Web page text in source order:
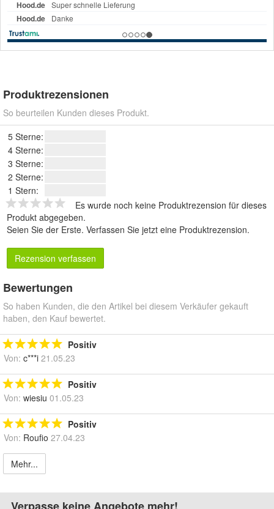
Produktrezensionen
So beurteilen Kunden dieses Produkt.
5 Sterne:
4 Sterne:
3 Sterne:
2 Sterne:
1 Stern:
Es wurde noch keine Produktrezension für dieses
Produkt abgegeben.
Seien Sie der Erste. Verfassen Sie jetzt eine Produktrezension.
Rezension verfassen
Bewertungen
So haben Kunden, die den Artikel bei diesem Verkäufer gekauft
haben, den Kauf bewertet.
Positiv
Von: c***i 21.05.23
Positiv
Von: wiesiu 01.05.23
Positiv
Von: Roufio 27.04.23
Mehr...